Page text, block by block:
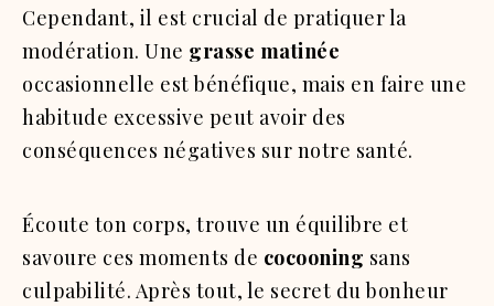
Cependant, il est crucial de pratiquer la
modération. Une grasse matinée
occasionnelle est bénéfique, mais en faire une
habitude excessive peut avoir des
conséquences négatives sur notre santé.
Écoute ton corps, trouve un équilibre et
savoure ces moments de cocooning sans
culpabilité. Après tout, le secret du bonheur